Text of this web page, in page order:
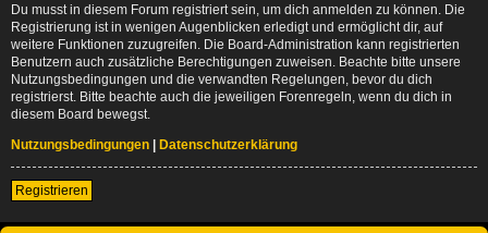
Du musst in diesem Forum registriert sein, um dich anmelden zu können. Die
Registrierung ist in wenigen Augenblicken erledigt und ermöglicht dir, auf
weitere Funktionen zuzugreifen. Die Board-Administration kann registrierten
Benutzern auch zusätzliche Berechtigungen zuweisen. Beachte bitte unsere
Nutzungsbedingungen und die verwandten Regelungen, bevor du dich
registrierst. Bitte beachte auch die jeweiligen Forenregeln, wenn du dich in
diesem Board bewegst.
Nutzungsbedingungen | Datenschutzerklärung
Registrieren